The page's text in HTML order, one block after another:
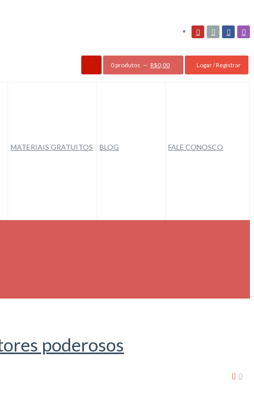
Logar / Registrar
0 produtos R$0,00
MATERIAIS GRATUITOS BLOG FALE CONOSCO
poderosos
0